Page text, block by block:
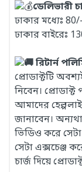
ডেলিভারী
ঢাকার মধ্যেঃ
ঢাকার বাইরেঃ
রিটার্ন
প্রোডাক্টটি
নিবেন।
আমাদের
জানাবেন।
ভিডিও করে
সেটা এক্সচেঞ্জ
চার্জ দিয়ে